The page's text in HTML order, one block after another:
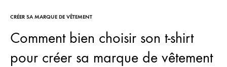
CRÉER SA MARQUE DE VÊTEMENT
Comment bien choisir son t-shirt
pour créer sa marque de vêtement